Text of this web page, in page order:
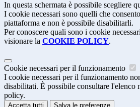
In questa schermata è possibile scegliere
I cookie necessari sono quelli che
piattaforma e non è possibile disabilitarli.
Per conoscere quali sono i cookie
visionare la COOKIE POLICY.
Cookie necessari per il funzionamento
I cookie necessari per il funzionamento
disabilitati. È possibile consultare l'elenco
policy.
Accetta tutti Salva le preferenze